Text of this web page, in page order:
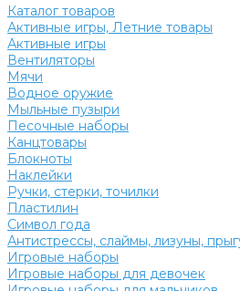
Каталог товаров
Активные игры, Летние товары
Активные игры
Вентиляторы
Мячи
Водное оружие
Мыльные пузыри
Песочные наборы
Канцтовары
Блокноты
Наклейки
Ручки, стерки, точилки
Пластилин
Символ года
Антистрессы, слаймы, лизуны,
Игровые наборы
Игровые наборы для девочек